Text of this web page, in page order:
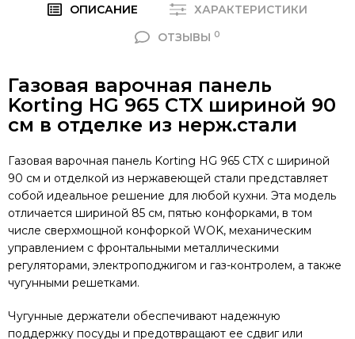
ОПИСАНИЕ
ХАРАКТЕРИСТИКИ
ОТЗЫВЫ 0
Газовая варочная панель
Korting HG 965 CTX шириной 90
см в отделке из нерж.стали
Газовая варочная панель Korting HG 965 CTX с шириной
90 см и отделкой из нержавеющей стали представляет
собой идеальное решение для любой кухни. Эта модель
отличается шириной 85 см, пятью конфорками, в том
числе сверхмощной конфоркой WOK, механическим
управлением с фронтальными металлическими
регуляторами, электроподжигом и газ-контролем, а также
чугунными решетками.
Чугунные держатели обеспечивают надежную
поддержку посуды и предотвращают ее сдвиг или